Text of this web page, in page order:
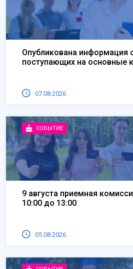
Опубликована информация
поступающих на основные
07.08.2026
СОБЫТИЕ
9 августа приемная
10:00 до 13:00
05.08.2026